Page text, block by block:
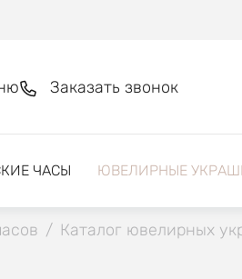
Заказать звонок
ЧАСЫ ЮВЕЛИРНЫЕ
/ Каталог ювелирных